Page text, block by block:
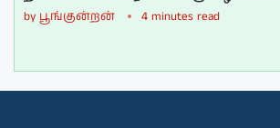
by பூங்குன்றன் 4 minutes read